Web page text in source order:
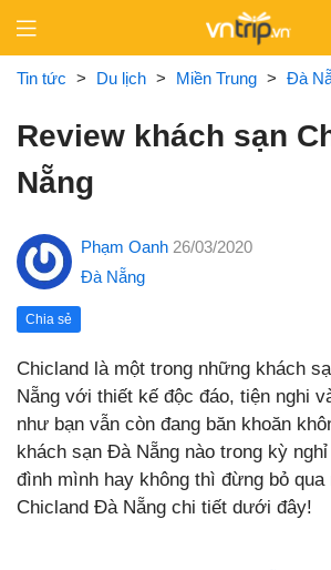
content
Tin tức > Du lịch > Miền Trung > Đà
Review khách sạn
Nẵng
Phạm Oanh 26/03/2020
Đà Nẵng
Chia sẻ
Chicland là một trong những khách
Nẵng với thiết kế độc đáo, tiện nghi
như bạn vẫn còn đang băn khoăn
khách sạn Đà Nẵng nào trong kỳ
đình mình hay không thì đừng bỏ
Chicland Đà Nẵng chi tiết dưới đây!